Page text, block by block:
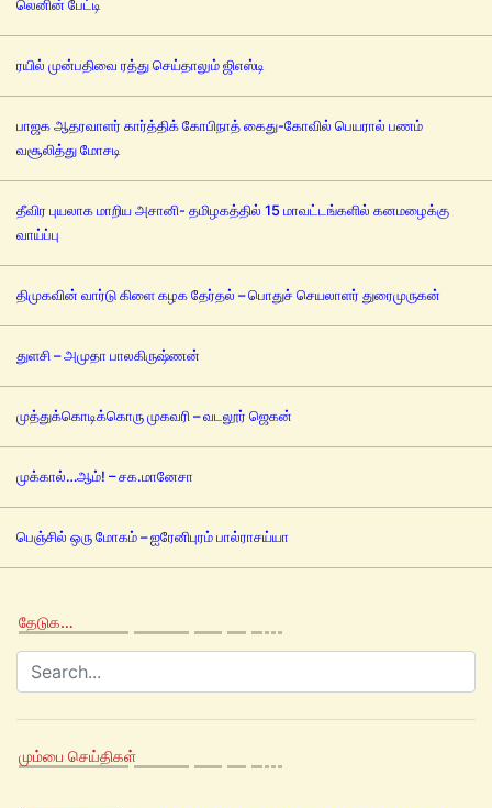
லெனின் பேட்டி
ரயில் முன்பதிவை ரத்து செய்தாலும் ஜிஎஸ்டி
பாஜக ஆதரவாளர் கார்த்திக் கோபிநாத் கைது-கோவில் பெயரால் பணம்
வசூலித்து மோசடி
தீவிர புயலாக மாறிய அசானி- தமிழகத்தில் 15 மாவட்டங்களில் கனமழைக்கு
வாய்ப்பு
திமுகவின் வார்டு கிளை கழக தேர்தல் – பொதுச் செயலாளர் துரைமுருகன்
துளசி – அமுதா பாலகிருஷ்ணன்
முத்துக்கொடிக்கொரு முகவரி – வடலூர் ஜெகன்
முக்கால்…ஆம்! – சக.மானேசா
பெஞ்சில் ஒரு மோகம் – ஐரேனிபுரம் பால்ராசய்யா
தேடுக…
மும்பை செய்திகள்